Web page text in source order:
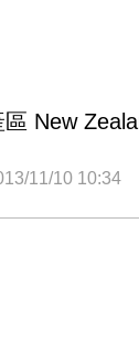
New
11/10 10:34